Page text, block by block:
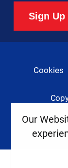
Sign Up
Cookies
Our